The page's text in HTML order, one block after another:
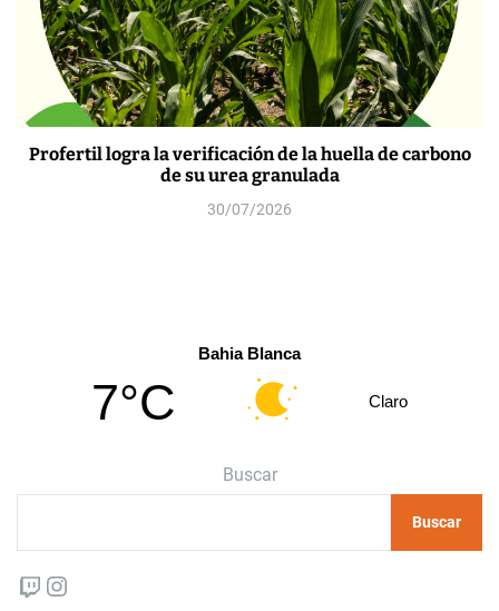
Profertil logra la verificación de la huella de carbono
de su urea granulada
30/07/2026
Bahia Blanca
7°C Claro
Buscar
Buscar
Twitch